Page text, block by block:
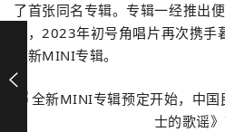
了首张同名专辑。专辑一经推出
赞，2023年初号角唱片再次携手
全新MINI专辑。